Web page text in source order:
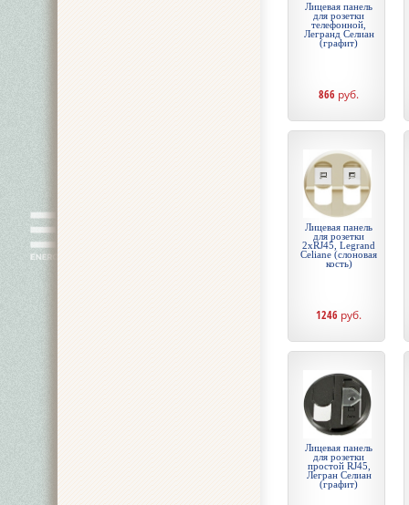
Лицевая панель
для розетки
телефонной,
Легранд Селиан
(графит)
866 руб.
Лицевая панель
для розетки
2хRJ45, Legrand
Celiane (слоновая
кость)
1246 руб.
Лицевая панель
для розетки
простой RJ45,
Легран Селиан
(графит)